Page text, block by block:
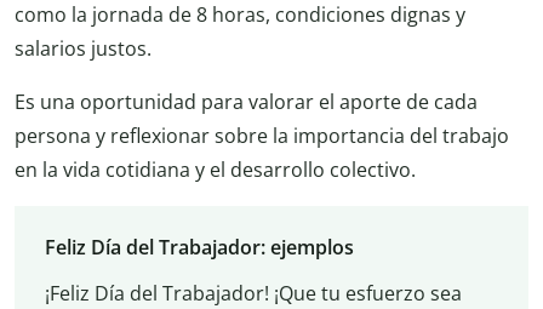
como la jornada de 8 horas, condiciones dignas y
salarios justos.
Es una oportunidad para valorar el aporte de cada
persona y reflexionar sobre la importancia del trabajo
en la vida cotidiana y el desarrollo colectivo.
Feliz Día del Trabajador: ejemplos
¡Feliz Día del Trabajador! ¡Que tu esfuerzo sea